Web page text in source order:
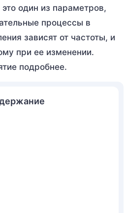
один из параметров,
процессы в
зависят от частоты, и
при ее изменении.
подробнее.